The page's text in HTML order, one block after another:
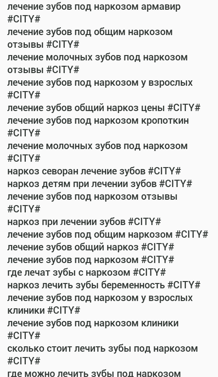
лечение зубов под наркозом армавир
#CITY#
лечение зубов под общим наркозом
отзывы #CITY#
лечение молочных зубов под наркозом
отзывы #CITY#
лечение зубов под наркозом у взрослых
#CITY#
лечение зубов общий наркоз цены #CITY#
лечение зубов под наркозом кропоткин
#CITY#
лечение молочных зубов под наркозом
#CITY#
наркоз севоран лечение зубов #CITY#
наркоз детям при лечении зубов #CITY#
лечение зубов под наркозом отзывы
#CITY#
наркоз при лечении зубов #CITY#
лечение зубов под общим наркозом #CITY#
лечение зубов общий наркоз #CITY#
лечение зубов под наркозом #CITY#
где лечат зубы с наркозом #CITY#
наркоз лечить зубы беременность #CITY#
лечение зубов под наркозом у взрослых
клиники #CITY#
лечение зубов под наркозом клиники
#CITY#
сколько стоит лечить зубы под наркозом
#CITY#
где можно лечить зубы под наркозом